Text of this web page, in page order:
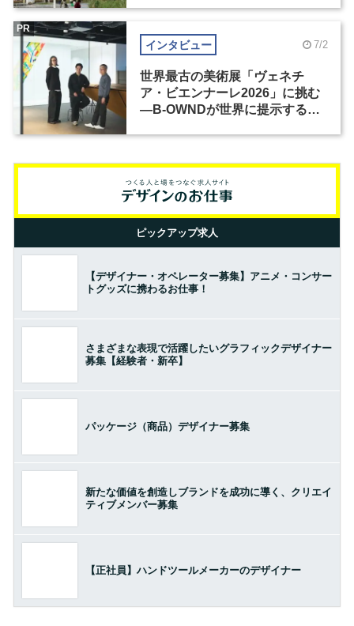
インタビュー 7/2
世界最古の美術展「ヴェネチ
ア・ビエンナーレ2026」に挑む
―B-OWNDが世界に提示する美
PR
ピックアップ求人
【デザイナー・オペレーター募集】アニメ・コンサー
トグッズに携わるお仕事！
さまざまな表現で活躍したいグラフィックデザイナー
募集【経験者・新卒】
パッケージ（商品）デザイナー募集
新たな価値を創造しブランドを成功に導く、クリエイ
ティブメンバー募集
【正社員】ハンドツールメーカーのデザイナー